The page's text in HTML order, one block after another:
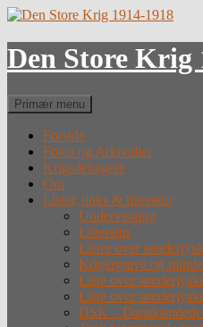
Hop
indhold
Den Store Krig
Søg
Primær menu
Forside
Fotos og Arkivalier
Krigsdeltagere
Om
Lister, links & litteratur
Undervisning
Litteratur
Lister over
Krigergrave og
Liste over
Liste over
DSK –